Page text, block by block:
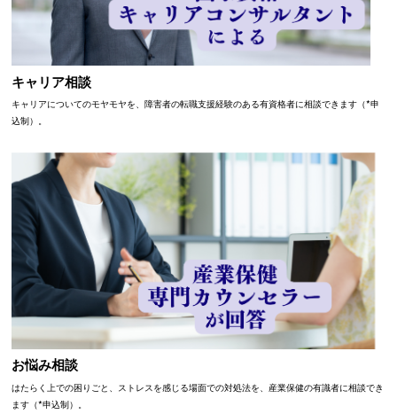
キャリア相談
キャリアについてのモヤモヤを、障害者の転職支援経験のある有資格者に相談できます（*申
込制）。
お悩み相談
はたらく上での困りごと、ストレスを感じる場面での対処法を、産業保健の有識者に相談でき
ます（*申込制）。